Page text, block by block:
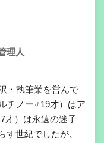
理人
・執筆業を営んで
チノー♂19才）はア
才）は永遠の迷子
す世紀でしたが、